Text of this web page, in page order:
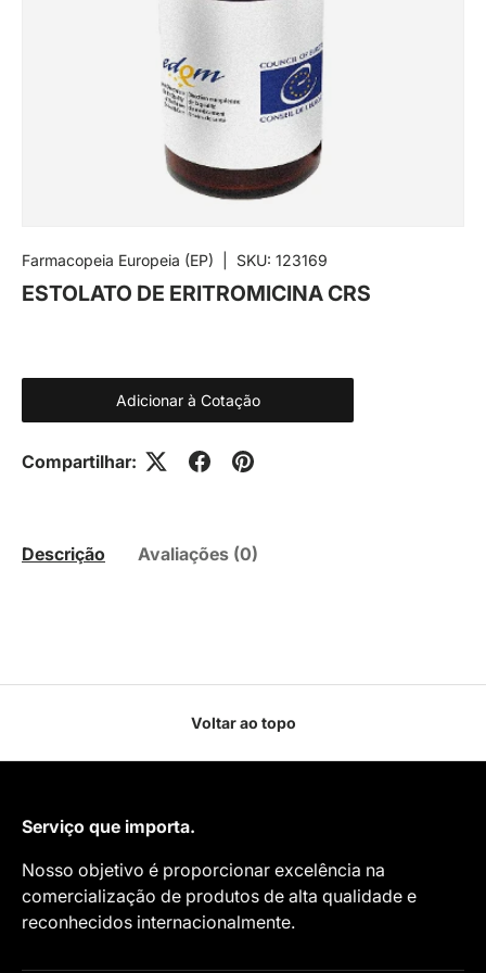
Farmacopeia Europeia (EP) SKU: 123169
ESTOLATO DE ERITROMICINA CRS
Adicionar à Cotação
Compartilhar:
Descrição Avaliações (0)
Voltar ao topo
Serviço que importa.
Nosso objetivo é proporcionar excelência na
comercialização de produtos de alta qualidade e
reconhecidos internacionalmente.